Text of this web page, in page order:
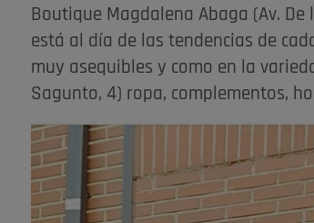
Boutique Magdalena Abaga (Av.
está al día de las tendencias de
muy asequibles y como en la
Sagunto, 4) ropa, complementos,